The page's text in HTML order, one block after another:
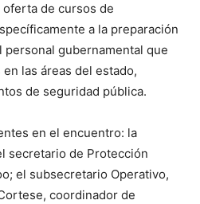
de cursos de
a la preparación
gubernamental que
las áreas del estado,
de seguridad pública.
en el encuentro: la
secretario de Protección
el subsecretario Operativo,
coordinador de